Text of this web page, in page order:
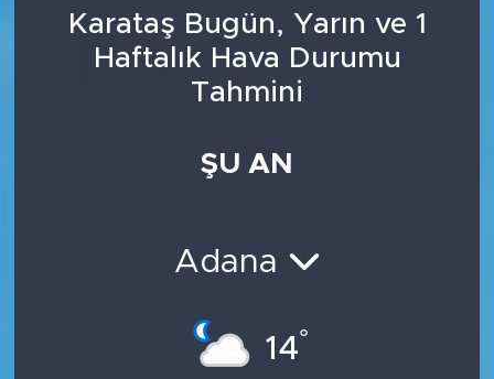
Karataş Bugün, Yarın ve 1
Haftalık Hava Durumu
Tahmini
ŞU AN
Adana
14°
İş ve Ekonomi
Moda-Magazin-Eğlence
Şampiyonlar Ligi Puan Durumu ve Fikstür
Tüm Manşetler